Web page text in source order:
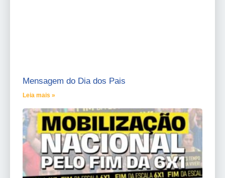
Mensagem do Dia dos Pais
Leia mais »